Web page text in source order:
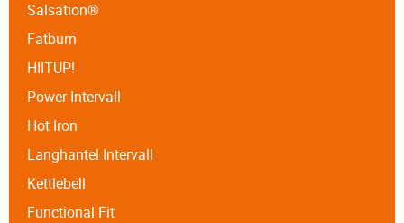
Salsation®
Fatburn
HIITUP!
Power Intervall
Hot Iron
Langhantel Intervall
Kettlebell
Functional Fit